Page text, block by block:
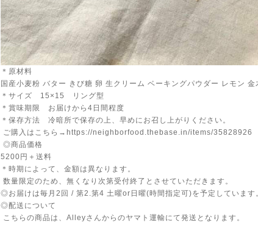
＊原材料
国産小麦粉 バター きび糖 卵 生クリーム ベーキングパウダー レモン 金
＊サイズ 15×15 リング型
＊賞味期限 お届けから4日間程度
＊保存方法 冷暗所で保存の上、早めにお召し上がりください。
ご購入はこちら→ https://neighborfood.thebase.in/items/35828926
◎商品価格
5200円＋送料
＊時期によって、金額は異なります。
数量限定のため、無くなり次第受付終了とさせていただきます。
◎お届けは毎月2回 / 第2.第4 土曜or日曜(時間指定可)を予定しています
◎配送について
こちらの商品は、Alleyさんからのヤマト運輸にて発送となります。